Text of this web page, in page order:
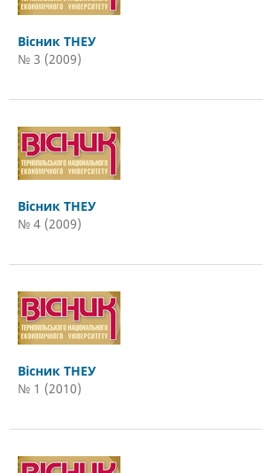
Вісник ТНЕУ
№ 3 (2009)
Вісник ТНЕУ
№ 4 (2009)
Вісник ТНЕУ
№ 1 (2010)